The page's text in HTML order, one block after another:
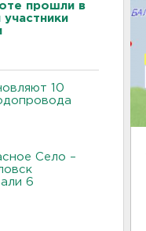
прошли в
10
Село –
6